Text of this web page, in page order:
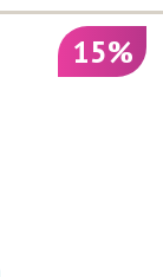
15%